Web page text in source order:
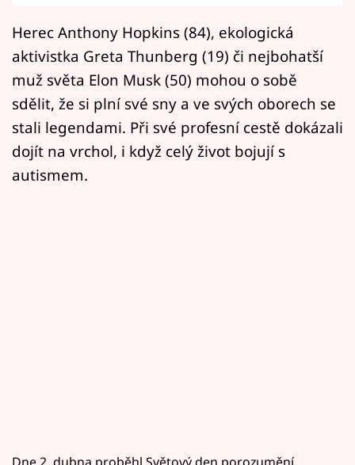
Mámy sobě
Přihlášení
Sledujte nás
Herec Anthony Hopkins (84), ekologická
aktivistka Greta Thunberg (19) či nejbohatší
muž světa Elon Musk (50) mohou o sobě
sdělit, že si plní své sny a ve svých oborech se
stali legendami. Při své profesní cestě dokázali
dojít na vrchol, i když celý život bojují s
autismem.